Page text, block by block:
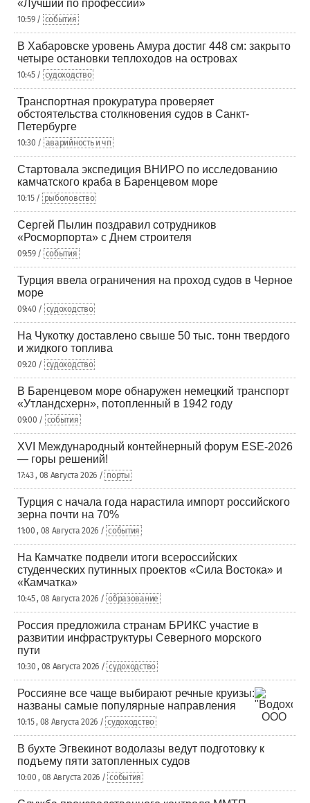
«Лучший по профессии»
10:59 / события
В Хабаровске уровень Амура достиг 448 см: закрыто
четыре остановки теплоходов на островах
10:45 / судоходство
Транспортная прокуратура проверяет
обстоятельства столкновения судов в Санкт-
Петербурге
10:30 / аварийность и чп
Стартовала экспедиция ВНИРО по исследованию
камчатского краба в Баренцевом море
10:15 / рыболовство
Сергей Пылин поздравил сотрудников
«Росморпорта» с Днем строителя
09:59 / события
Турция ввела ограничения на проход судов в Черное
море
09:40 / судоходство
На Чукотку доставлено свыше 50 тыс. тонн твердого
и жидкого топлива
09:20 / судоходство
В Баренцевом море обнаружен немецкий транспорт
«Утландсхерн», потопленный в 1942 году
09:00 / события
XVI Международный контейнерный форум ESE-2026
— горы решений!
17:43 , 08 Августа 2026 / порты
Турция с начала года нарастила импорт российского
зерна почти на 70%
11:00 , 08 Августа 2026 / события
На Камчатке подвели итоги всероссийских
студенческих путинных проектов «Сила Востока» и
«Камчатка»
10:45 , 08 Августа 2026 / образование
Россия предложила странам БРИКС участие в
развитии инфраструктуры Северного морского
пути
10:30 , 08 Августа 2026 / судоходство
Россияне все чаще выбирают речные круизы:
названы самые популярные направления
10:15 , 08 Августа 2026 / судоходство
В бухте Эгвекинот водолазы ведут подготовку к
подъему пяти затопленных судов
10:00 , 08 Августа 2026 / события